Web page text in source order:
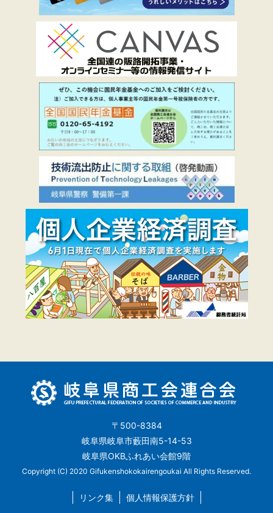
〒500-8384
岐阜県岐阜市藪田南5-14-53
岐阜県OKBふれあい会館9階
Copyright (C) 2020 Gifukenshokokairengoukai All Rights Reserved.
リンク集 個人情報保護方針